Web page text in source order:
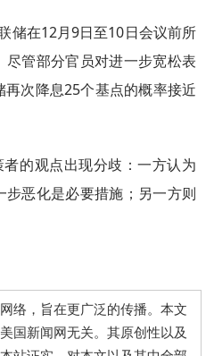
储在12月9日至10日会议前所
管部分官员对进一步宽松表
次降息25个基点的概率接近
的观点出现分歧：一方认为
恶化是必要措施；另一方则
，旨在更广泛的传播。本文
国新闻网无关。其原创性以及